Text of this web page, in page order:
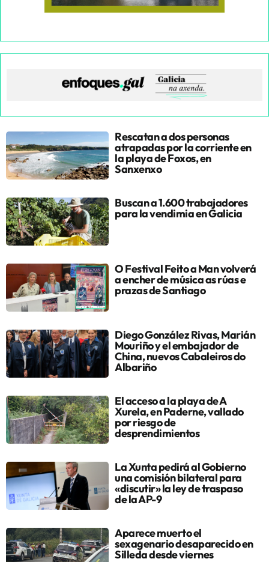
Rescatan a dos personas
atrapadas por la corriente en
la playa de Foxos, en
Sanxenxo
Buscan a 1.600 trabajadores
para la vendimia en Galicia
O Festival Feito a Man volverá
a encher de música as rúas e
prazas de Santiago
Diego González Rivas, Marián
Mouriño y el embajador de
China, nuevos Cabaleiros do
Albariño
El acceso a la playa de A
Xurela, en Paderne, vallado
por riesgo de
desprendimientos
La Xunta pedirá al Gobierno
una comisión bilateral para
«discutir» la ley de traspaso
de la AP-9
Aparece muerto el
sexagenario desaparecido en
Silleda desde viernes